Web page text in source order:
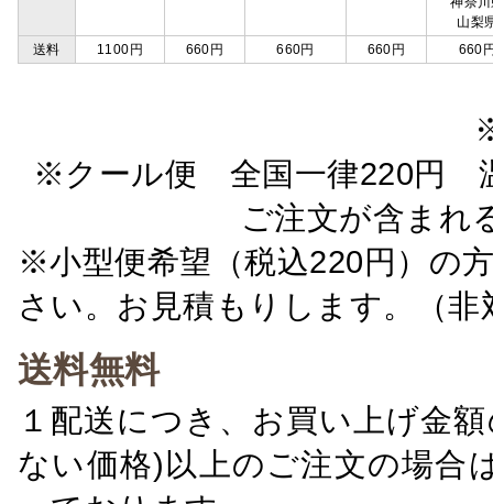
山梨
送料
1100円 660円 660円 660円 660
※クール便 全国一律220円
ご注文が含ま
※小型便希望（税込220円）の
さい。お見積もりします。（非
送料無料
１配送につき、お買い上げ金
ない価格)以上のご注文の場合